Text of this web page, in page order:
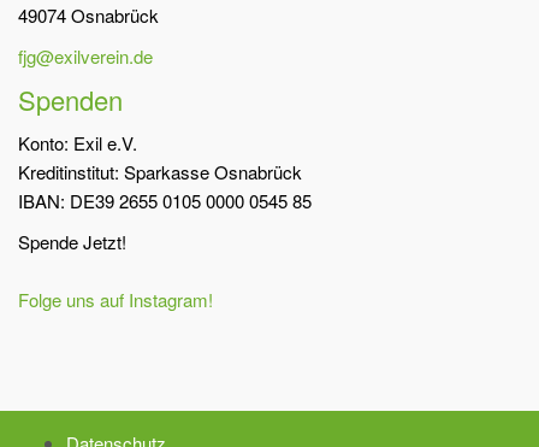
49074 Osnabrück
fjg@exilverein.de
Spenden
Konto: Exil e.V.
Kreditinstitut: Sparkasse Osnabrück
IBAN: DE39 2655 0105 0000 0545 85
Spende Jetzt!
Folge uns auf Instagram!